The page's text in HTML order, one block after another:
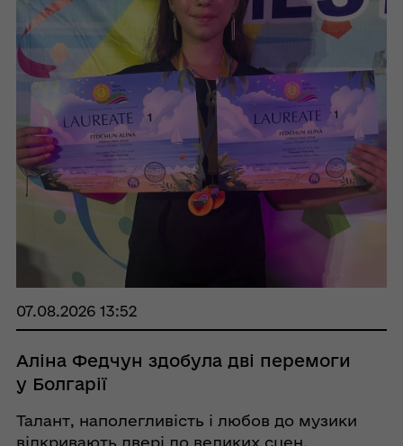
07.08.2026 13:52
Аліна Федчун здобула дві перемоги
у Болгарії
Талант, наполегливість і любов до музики
відкривають двері до великих сцен.